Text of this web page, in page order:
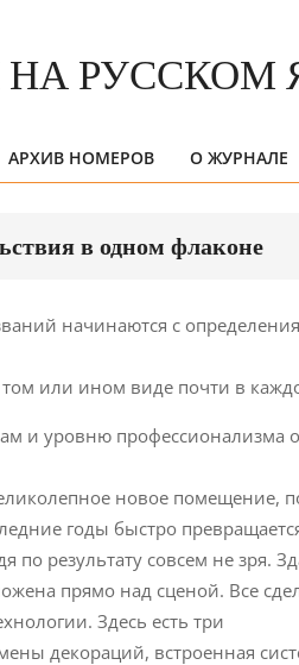
АРХИВ НОМЕРОВ О ЖУРНАЛЕ
в одном флаконе
начинаются с
или ином виде почти в
и уровню профессионализма
новое помещение,
годы быстро
результату совсем не зря.
прямо над сценой. Все
Здесь есть три
декораций, встроенная